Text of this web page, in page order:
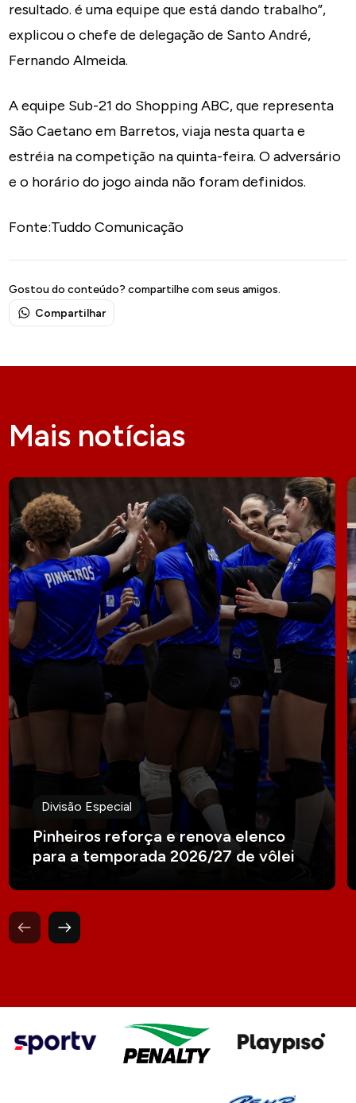
resultado. é uma equipe que está dando trabalho”,
explicou o chefe de delegação de Santo André,
Fernando Almeida.
A equipe Sub-21 do Shopping ABC, que representa
São Caetano em Barretos, viaja nesta quarta e
estréia na competição na quinta-feira. O adversário
e o horário do jogo ainda não foram definidos.
Fonte:Tuddo Comunicação
Gostou do conteúdo? compartilhe com seus amigos.
Compartilhar
Mais notícias
Divisão Especial
Pinheiros reforça e renova elenco
para a temporada 2026/27 de vôlei